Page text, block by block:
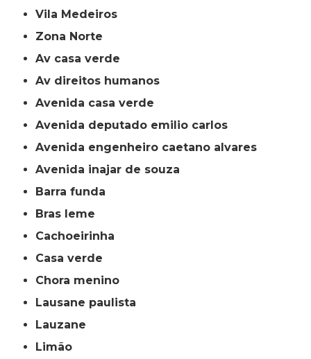
Vila Medeiros
Zona Norte
av casa verde
av direitos humanos
avenida casa verde
avenida deputado emilio carlos
avenida engenheiro caetano alvares
avenida inajar de souza
barra funda
bras leme
cachoeirinha
casa verde
chora menino
lausane paulista
lauzane
limão